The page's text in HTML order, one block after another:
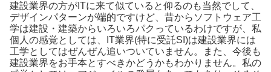
建設業界の方がITに来て似ていると仰るのも当然でして、
デザインパターンが端的ですけど、昔からソフトウェア工
学は建設・建築からいろいろパクっているわけですが、私
個人の感覚としては、IT業界(特に受託SI)は建設業界には
工学としてはぜんぜん追いついていません。また、今後も
建設業界をお手本とすべきかどうかもわかりません。私の